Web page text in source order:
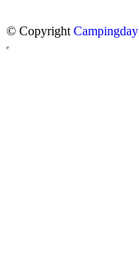
© Copyright Campingday